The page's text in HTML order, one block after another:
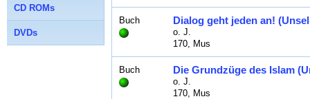
Buch Dialog geht jeden an!
o. J.
170, Mus
Buch Die Grundzüge des Islam
o. J.
170, Mus
CD ROMs
DVDs